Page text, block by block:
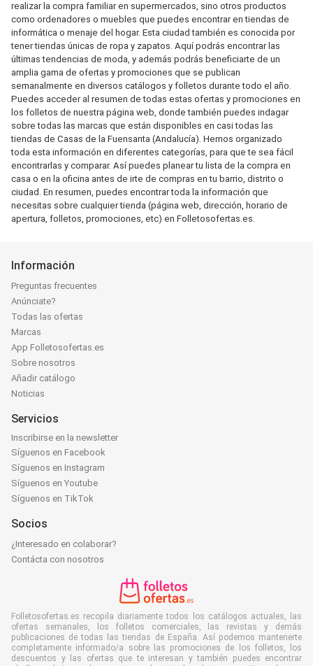
realizar la compra familiar en supermercados, sino otros productos
como ordenadores o muebles que puedes encontrar en tiendas de
informática o menaje del hogar. Esta ciudad también es conocida por
tener tiendas únicas de ropa y zapatos. Aquí podrás encontrar las
últimas tendencias de moda, y además podrás beneficiarte de un
amplia gama de ofertas y promociones que se publican
semanalmente en diversos catálogos y folletos durante todo el año.
Puedes acceder al resumen de todas estas ofertas y promociones en
los folletos de nuestra página web, donde también puedes indagar
sobre todas las marcas que están disponibles en casi todas las
tiendas de Casas de la Fuensanta (Andalucía). Hemos organizado
toda esta información en diferentes categorías, para que te sea fácil
encontrarlas y comparar. Así puedes planear tu lista de la compra en
casa o en la oficina antes de irte de compras en tu barrio, distrito o
ciudad. En resumen, puedes encontrar toda la información que
necesitas sobre cualquier tienda (página web, dirección, horario de
apertura, folletos, promociones, etc) en Folletosofertas.es.
Información
Preguntas frecuentes
Anúnciate?
Todas las ofertas
Marcas
App Folletosofertas.es
Sobre nosotros
Añadir catálogo
Noticias
Servicios
Inscribirse en la newsletter
Síguenos en Facebook
Síguenos en Instagram
Síguenos en Youtube
Síguenos en TikTok
Socios
¿Interesado en colaborar?
Contácta con nosotros
Folletosofertas.es recopila diariamente todos los catálogos actuales, las
ofertas semanales, los folletos comerciales, las revistas y demás
publicaciones de todas las tiendas de España. Así podemos mantenerte
completamente informado/a sobre las promociones de los folletos, los
descuentos y las ofertas que te interesan y también puedes encontrar